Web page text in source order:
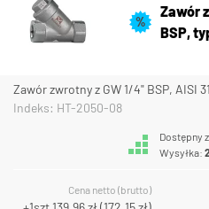
%
Zawór
BSP,
Zawór zwrotny z GW 1/4" BSP, AISI
Indeks: HT-2050-08
Dostępny
Wysyłka:
Cena netto (brutto)